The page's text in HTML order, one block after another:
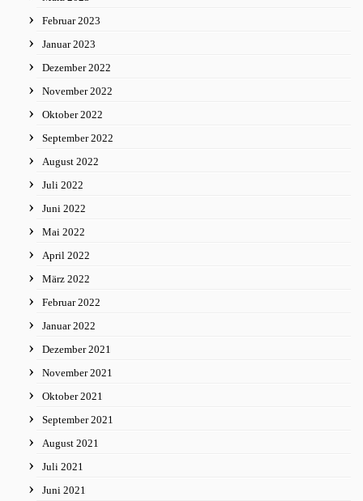
Februar 2023
Januar 2023
Dezember 2022
November 2022
Oktober 2022
September 2022
August 2022
Juli 2022
Juni 2022
Mai 2022
April 2022
März 2022
Februar 2022
Januar 2022
Dezember 2021
November 2021
Oktober 2021
September 2021
August 2021
Juli 2021
Juni 2021